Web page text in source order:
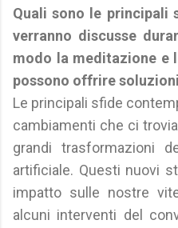
Quali sono le principali
verranno discusse
modo la meditazione e
possono offrire
Le principali sfide
cambiamenti che ci
grandi trasformazioni
artificiale. Questi nuovi
impatto sulle nostre
alcuni interventi del